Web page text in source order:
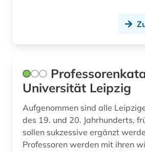
findbuch (1)
firma (1)
fische (1)
Universität Leipzig
Aufgenommen sind alle
des 19. und 20. Jahrhunderts,
sollen sukzessive ergänzt
Professoren werden mit ihren